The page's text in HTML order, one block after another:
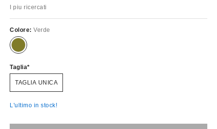
I piu ricercati
Colore: Verde
Taglia
TAGLIA UNICA
L'ultimo in stock!